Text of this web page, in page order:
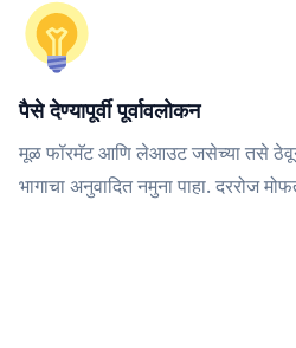
पैसे देण्यापूर्वी पूर्वावलोकन
मूळ फॉरमॅट आणि लेआउट जसेच्या तसे ठेवून
भागाचा अनुवादित नमुना पाहा. दररोज